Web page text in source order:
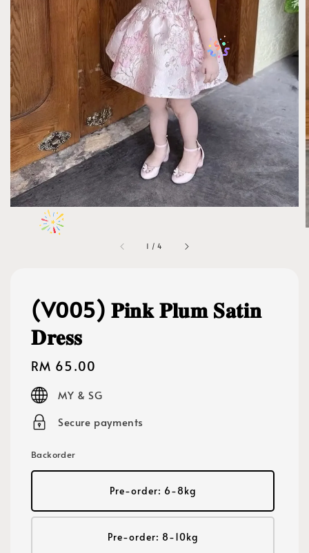
1 /4
(V005) 𝐏𝐢𝐧𝐤 𝐏𝐥𝐮𝐦 𝐒𝐚𝐭𝐢𝐧
𝐃𝐫𝐞𝐬𝐬
Regular
price
RM 65.00
MY & SG
Secure payments
Backorder
Pre-order: 6-8kg
Pre-order: 8-10kg